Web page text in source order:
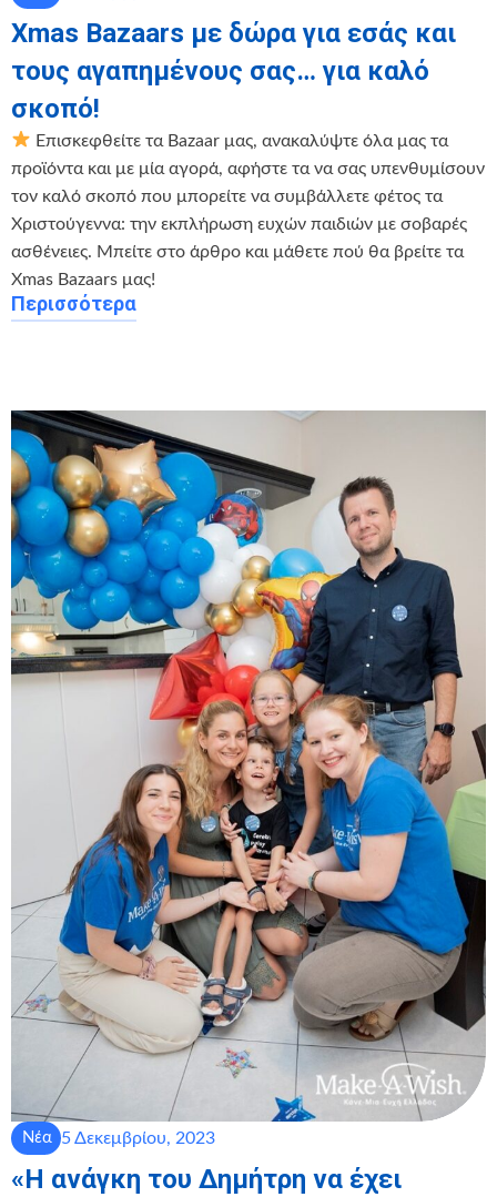
Xmas Bazaars με δώρα για εσάς και
τους αγαπημένους σας… για καλό
σκοπό!
Επισκεφθείτε τα Bazaar μας, ανακαλύψτε όλα μας τα
προϊόντα και με μία αγορά, αφήστε τα να σας υπενθυμίσουν
τον καλό σκοπό που μπορείτε να συμβάλλετε φέτος τα
Χριστούγεννα: την εκπλήρωση ευχών παιδιών με σοβαρές
ασθένειες. Μπείτε στο άρθρο και μάθετε πού θα βρείτε τα
Xmas Bazaars μας!
Περισσότερα
Νέα 5 Δεκεμβρίου, 2023
«Η ανάγκη του Δημήτρη να έχει